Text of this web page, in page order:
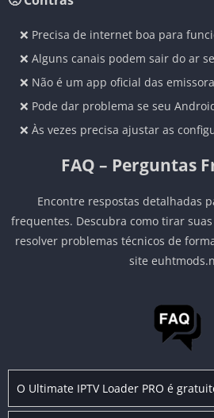
❌ Precisa de internet boa para
❌ Alguns canais podem sair do ar
❌ Não é um app oficial das
❌ Pode dar problema se seu
❌ Às vezes precisa ajustar as
FAQ – Perguntas
Encontre respostas detalhadas
frequentes. Descubra como tirar
resolver problemas técnicos de
site
O Ultimate IPTV Loader PRO é